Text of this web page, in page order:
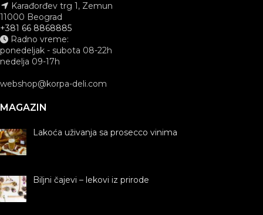
Karađorđev trg 1, Zemun
11000 Beograd
+381 66 8868885
Radno vreme:
ponedeljak - subota 08-22h
nedelja 09-17h
webshop@korpa-deli.com
MAGAZIN
Lakoća uživanja sa prosecco vinima
Biljni čajevi – lekovi iz prirode